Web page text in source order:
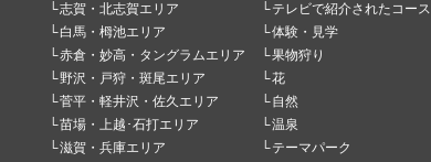
志賀・北志賀エリア
白馬・栂池エリア
赤倉・妙高・タングラムエリア
野沢・戸狩・斑尾エリア
菅平・軽井沢・佐久エリア
苗場・上越･石打エリア
滋賀・兵庫エリア
テレビで紹介されたコース
体験・見学
果物狩り
花
自然
温泉
テーマパーク